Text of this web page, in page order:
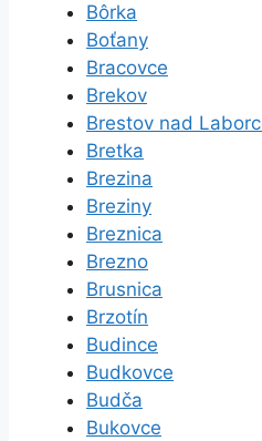
Bôrka
Boťany
Bracovce
Brekov
Brestov nad
Bretka
Brezina
Breziny
Breznica
Brezno
Brusnica
Brzotín
Budince
Budkovce
Budča
Bukovce